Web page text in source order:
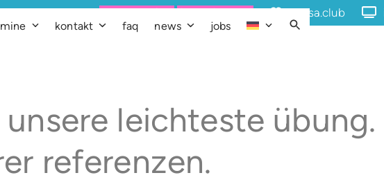
Demo buchen Quick Support ibelsa.club
kontakt faq news jobs
leichteste übung.
referenzen.